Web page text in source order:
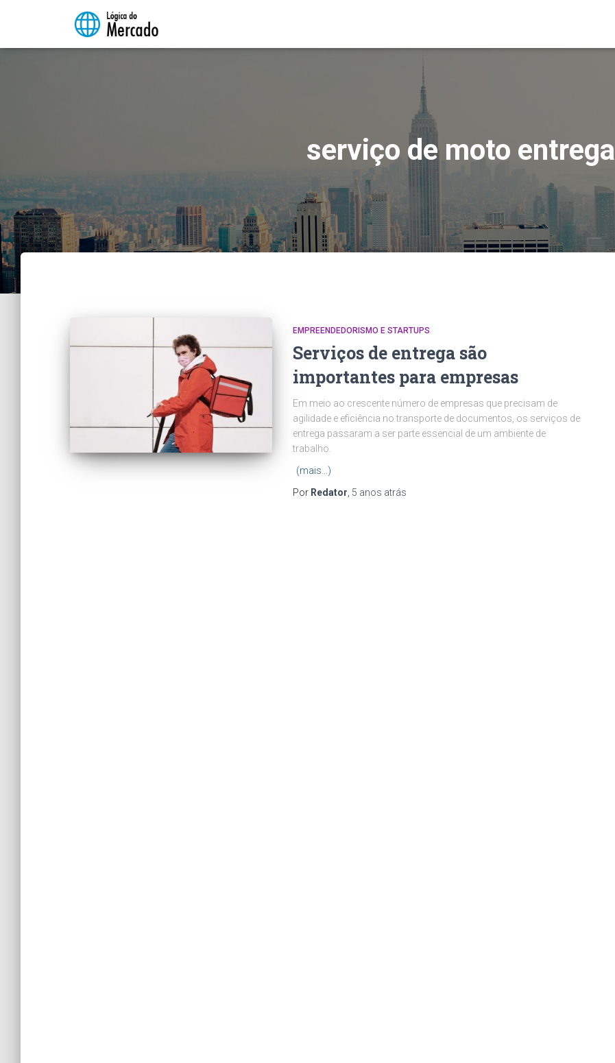
serviço de moto entrega
EMPREENDEDORISMO E STARTUPS
Serviços de entrega são
importantes para empresas
Em meio ao crescente número de empresas que precisam de
agilidade e eficiência no transporte de documentos, os serviços de
entrega passaram a ser parte essencial de um ambiente de
trabalho.
(mais…)
Por Redator 5 anos atrás